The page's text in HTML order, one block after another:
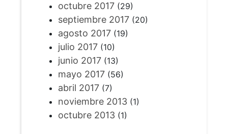
octubre 2017(29)
septiembre 2017(20)
agosto 2017(19)
julio 2017(10)
junio 2017(13)
mayo 2017(56)
abril 2017(7)
noviembre 2013(1)
octubre 2013(1)